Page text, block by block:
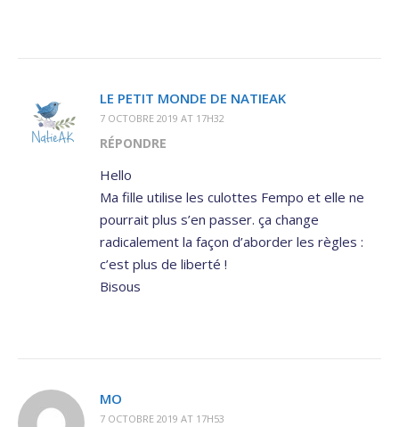
LE PETIT MONDE DE NATIEAK
7 OCTOBRE 2019 AT 17H32
RÉPONDRE
Hello
Ma fille utilise les culottes Fempo et elle ne
pourrait plus s’en passer. ça change
radicalement la façon d’aborder les règles :
c’est plus de liberté !
Bisous
MO
7 OCTOBRE 2019 AT 17H53